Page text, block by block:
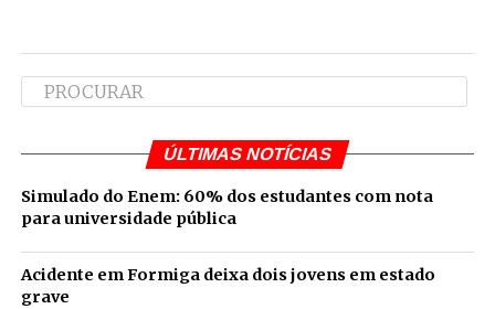
ÚLTIMAS NOTÍCIAS
Simulado do Enem: 60% dos estudantes com nota
para universidade pública
Acidente em Formiga deixa dois jovens em estado
grave